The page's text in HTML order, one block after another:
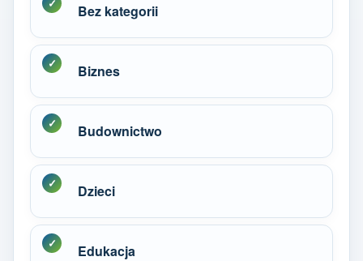
Bez kategorii
Biznes
Budownictwo
Dzieci
Edukacja